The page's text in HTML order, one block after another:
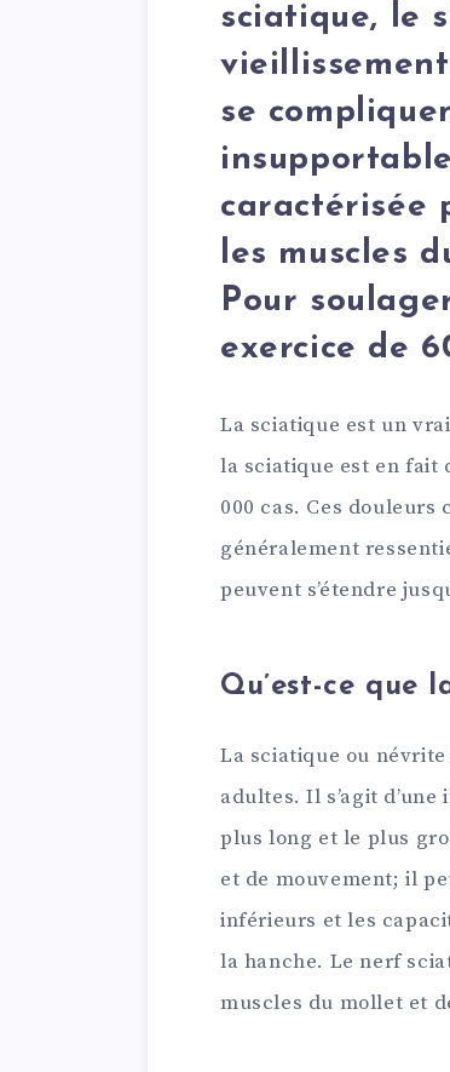
sciatique, le
se
caractérisée
les muscles
Pour
exercice de
La sciatique est un
la sciatique est en fait
000 cas. Ces douleurs
généralement
peuvent s’étendre
Qu’est-ce que
La sciatique ou
adultes. Il s’agit
plus long et le plus
et de mouvement; il
inférieurs et les
la hanche. Le nerf
muscles du mollet et